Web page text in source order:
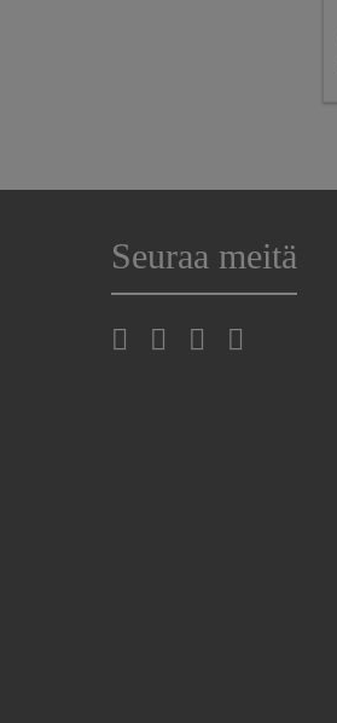
Seuraa meitä